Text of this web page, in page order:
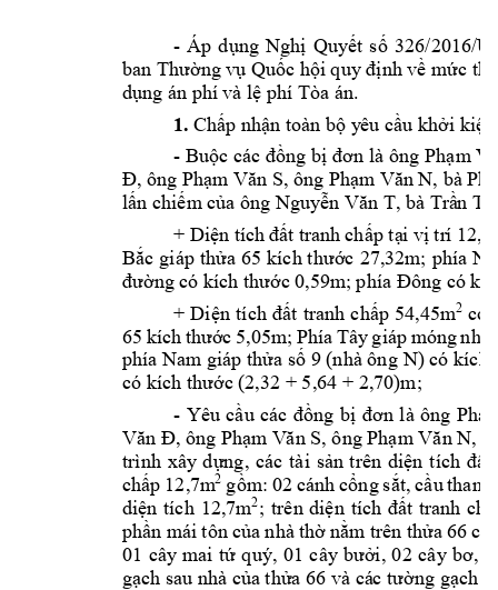
- Áp dụng Nghị Quyết số 326/2016/
ban Thường vụ Quốc hội quy định về mức
dụng án phí và lệ phí Tòa án.
1. Chấp nhận toàn bộ yêu cầu khởi
- Buộc các đồng bị đơn là ông Phạm
Đ, ông Phạm Văn S, ông Phạm Văn N, bà
lấn chiếm của ông Nguyễn Văn T, bà Trần
+ Diện tích đất tranh chấp tại vị trí
Bắc giáp thửa 65 kích thước 27,32m; phía
đường có kích thước 0,59m; phía Đông có
+ Diện tích đất tranh chấp 54,45m2 có
65 kích thước 5,05m; Phía Tây giáp móng nhà
phía Nam giáp thửa số 9 (nhà ông N) có kích
có kích thước (2,32 + 5,64 + 2,70)m;
- Yêu cầu các đồng bị đơn là ông
Văn Đ, ông Phạm Văn S, ông Phạm Văn N,
trình xây dựng, các tài sản trên diện tích đất
chấp 12,7m2 gồm: 02 cánh cổng sắt, cầu thang
diện tích 12,7m2; trên diện tích đất tranh
phần mái tôn của nhà thờ nằm trên thửa 66 có
01 cây mai tứ quý, 01 cây bưởi, 02 cây bơ,
gạch sau nhà của thửa 66 và các tường gạch